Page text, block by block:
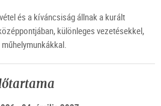
és a kíváncsiság állnak a kurált
különleges vezetésekkel,